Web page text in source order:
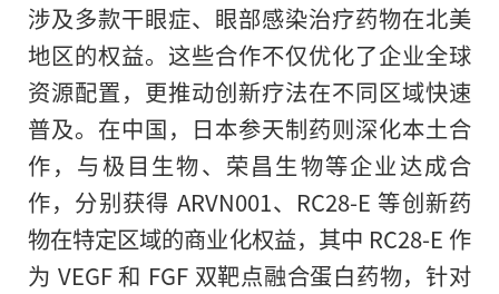
涉及多款干眼症、眼部感染治疗药物在北美
地区的权益。这些合作不仅优化了企业全球
资源配置，更推动创新疗法在不同区域快速
普及。在中国，日本参天制药则深化本土合
作，与极目生物、荣昌生物等企业达成合
作，分别获得 ARVN001、RC28-E 等创新药
物在特定区域的商业化权益，其中 RC28-E 作
为 VEGF 和 FGF 双靶点融合蛋白药物，针对